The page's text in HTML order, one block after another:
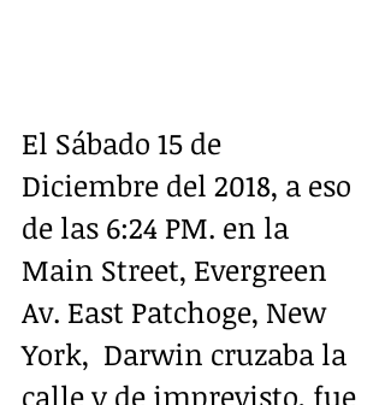
El Sábado 15 de
Diciembre del 2018, a eso
de las 6:24 PM. en la
Main Street, Evergreen
Av. East Patchoge, New
York,  Darwin cruzaba la
calle y de imprevisto, fue